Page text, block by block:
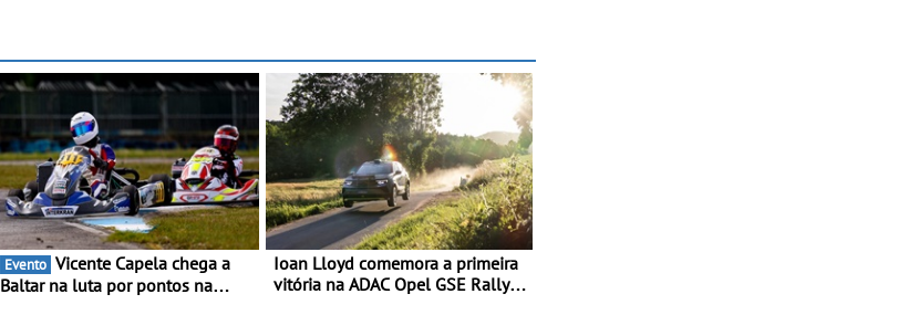
Evento
Baltar na luta por pontos na
Ioan Lloyd comemora a primeira
vitória na ADAC Opel GSE Rally